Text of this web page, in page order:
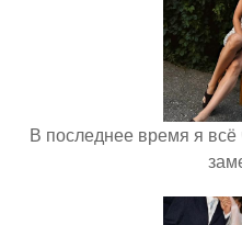
В последнее время я